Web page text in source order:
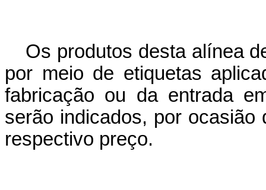
Os produtos desta alínea
por meio de etiquetas
fabricação ou da entrada
serão indicados, por
respectivo preço.